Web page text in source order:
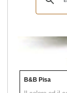
B&B Pisa